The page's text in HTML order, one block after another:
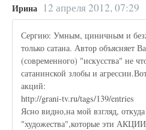
Ирина 12 апреля 2012, 07:29
Сергию: Умным, циничным и
только сатана. Автор объясняет
(современного) "искусства" не
сатанинской злобы и
акций:
http://grani-tv.ru/tags/139/entries
Ясно видно,на мой взгляд,
"художества",которые эти